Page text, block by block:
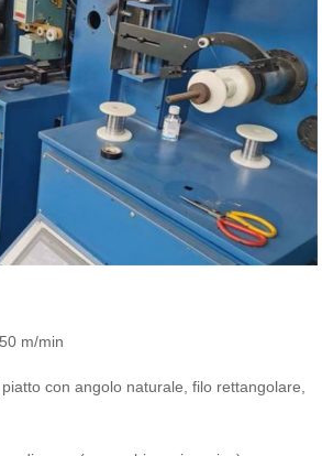
m/min
con angolo naturale, filo rettangolare,